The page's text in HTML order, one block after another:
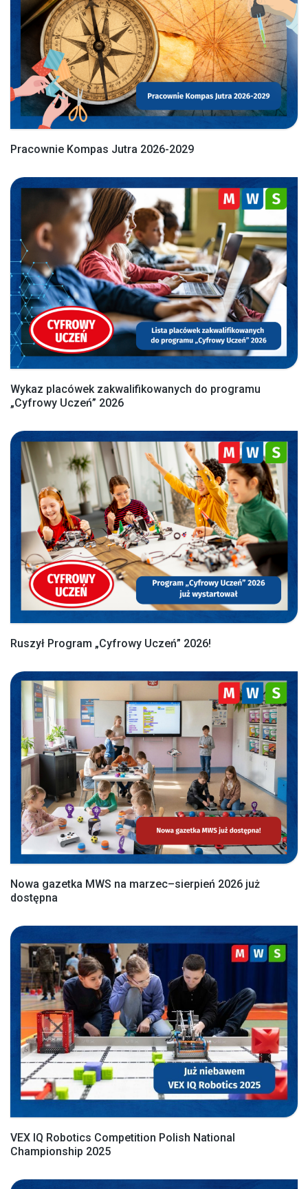
Pracownie Kompas Jutra 2026-2029
Wykaz placówek zakwalifikowanych do programu
„Cyfrowy Uczeń” 2026
Ruszył Program „Cyfrowy Uczeń” 2026!
Nowa gazetka MWS na marzec–sierpień 2026 już
dostępna
VEX IQ Robotics Competition Polish National
Championship 2025